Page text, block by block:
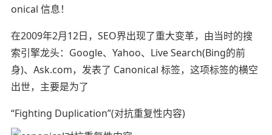
onical 信息！
在2009年2月12日，SEO界出现了重大变革，由当时的搜
索引擎龙头：Google、Yahoo、Live Search(Bing的前
身)、Ask.com，发表了 Canonical 标签，这项标签的横空
出世，主要是为了
“Fighting Duplication”(对抗重复性内容)